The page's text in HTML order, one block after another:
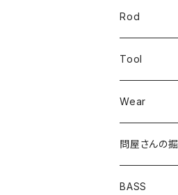
Luckyワームシ
U4シンカー
Rod
Tool
Wear
問屋さんの
BASS